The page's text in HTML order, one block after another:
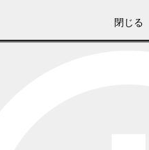
閉じる
ある方（世帯員を含む。）